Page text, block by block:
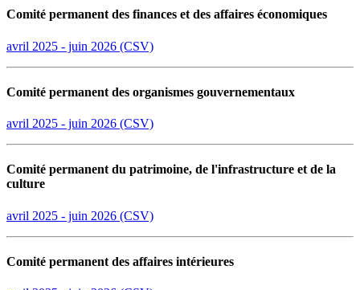
Comité permanent des finances et des affaires économiques
avril 2025 - juin 2026 (CSV)
Comité permanent des organismes gouvernementaux
avril 2025 - juin 2026 (CSV)
Comité permanent du patrimoine, de l'infrastructure et de la
culture
avril 2025 - juin 2026 (CSV)
Comité permanent des affaires intérieures